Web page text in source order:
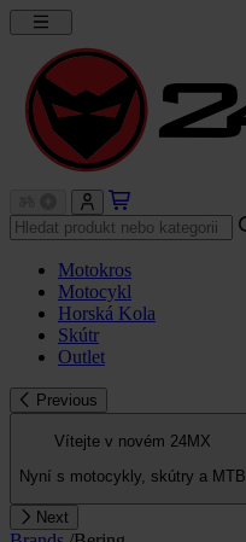
Motokros
Motocykl
Horská Kola
Skútr
Outlet
Previous
Vítejte v novém 24MX
Nyní s motocykly, skútry a MTB
Next